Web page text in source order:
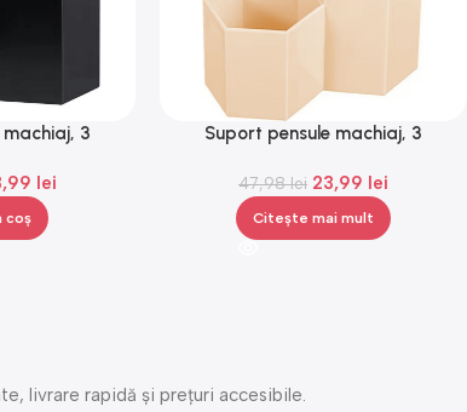
3
lei
coș
Suport pensule machiaj, 3
47,98lei 23,99 lei
Citește mai mult
livrare rapidă și prețuri accesibile.